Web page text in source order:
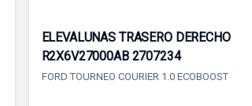
ELEVALUNAS TRASERO DERECHO
R2X6V27000AB 2707234
FORD TOURNEO COURIER 1.0 ECOBOOST